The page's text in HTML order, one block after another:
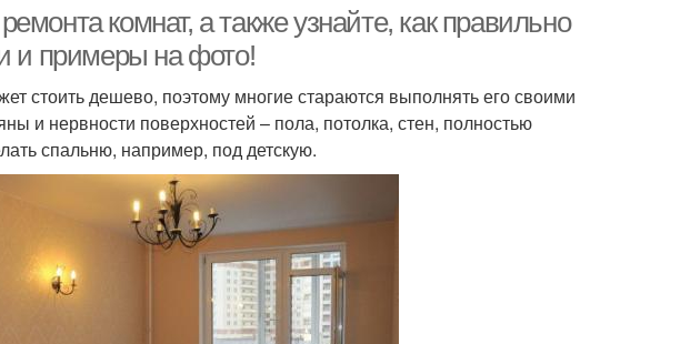
комнат, а также узнайте, как правильно
и примеры на фото!
стоить дешево, поэтому многие стараются выполнять его своими
и нервности поверхностей – пола, потолка, стен, полностью
спальню, например, под детскую.